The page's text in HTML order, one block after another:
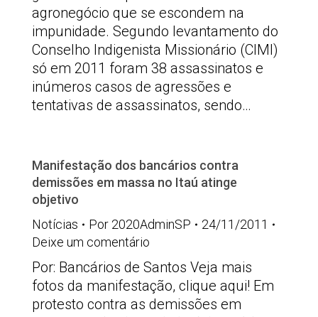
agronegócio que se escondem na
impunidade. Segundo levantamento do
Conselho Indigenista Missionário (CIMI)
só em 2011 foram 38 assassinatos e
inúmeros casos de agressões e
tentativas de assassinatos, sendo…
Manifestação dos bancários contra
demissões em massa no Itaú atinge
objetivo
Notícias
Por 2020AdminSP
24/11/2011
Deixe um comentário
Por: Bancários de Santos Veja mais
fotos da manifestação, clique aqui! Em
protesto contra as demissões em